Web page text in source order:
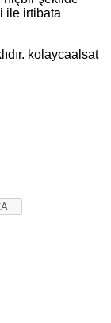
ile irtibata
kolaycaalsat